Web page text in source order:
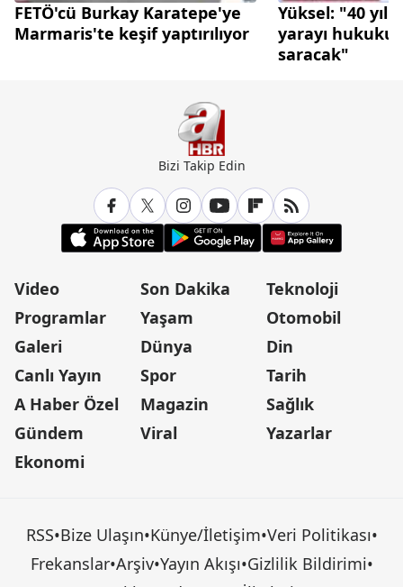
FETÖ'cü Burkay Karatepe'ye
Marmaris'te keşif yaptırılıyor
Yüksel: "40
yarayı
saracak"
Bizi Takip Edin
Video
Programlar
Galeri
Canlı Yayın
A Haber Özel
Gündem
Ekonomi
Son Dakika
Yaşam
Dünya
Spor
Magazin
Viral
Teknoloji
Otomobil
Din
Tarih
Sağlık
Yazarlar
RSS•Bize Ulaşın•Künye/İletişim•Veri Politikası•
Frekanslar•Arşiv•Yayın Akışı•Gizlilik Bildirimi•